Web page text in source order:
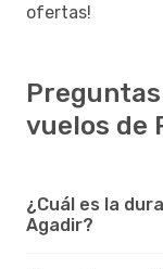
ofertas!
vuelos de
¿Cuál es la
Agadir?